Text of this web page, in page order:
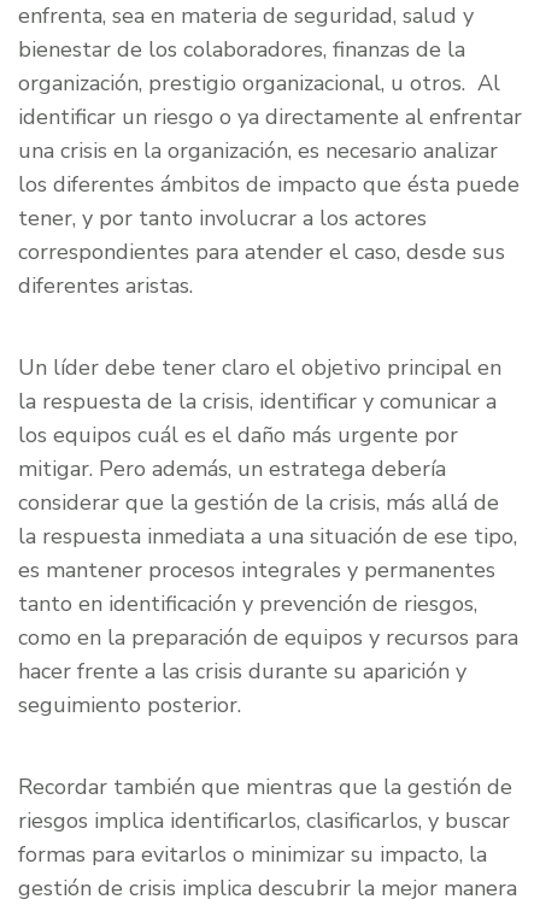
enfrenta, sea en materia de seguridad, salud y
bienestar de los colaboradores, finanzas de la
organización, prestigio organizacional, u otros. Al
identificar un riesgo o ya directamente al enfrentar
una crisis en la organización, es necesario analizar
los diferentes ámbitos de impacto que ésta puede
tener, y por tanto involucrar a los actores
correspondientes para atender el caso, desde sus
diferentes aristas.
Un líder debe tener claro el objetivo principal en
la respuesta de la crisis, identificar y comunicar a
los equipos cuál es el daño más urgente por
mitigar. Pero además, un estratega debería
considerar que la gestión de la crisis, más allá de
la respuesta inmediata a una situación de ese tipo,
es mantener procesos integrales y permanentes
tanto en identificación y prevención de riesgos,
como en la preparación de equipos y recursos para
hacer frente a las crisis durante su aparición y
seguimiento posterior.
Recordar también que mientras que la gestión de
riesgos implica identificarlos, clasificarlos, y buscar
formas para evitarlos o minimizar su impacto, la
gestión de crisis implica descubrir la mejor manera